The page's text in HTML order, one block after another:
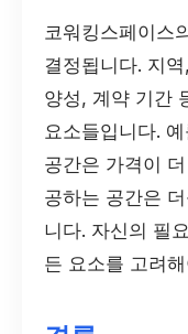
코워킹스페이스
결정됩니다. 지
양성, 계약 기간
요소들입니다.
공간은 가격이
공하는 공간은
니다. 자신의 필
든 요소를 고려